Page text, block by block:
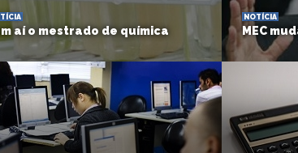
aí o mestrado de química
liberou recursos e edital sai ano que
NOTÍCIA
MEC
Vai
Foto:
ACESSE